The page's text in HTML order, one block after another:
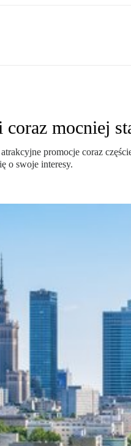
coraz mocniej
promocje coraz
o swoje interesy.